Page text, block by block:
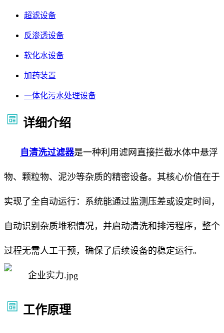
超滤设备
反渗透设备
软化水设备
加药装置
一体化污水处理设备
详细介绍
自清洗过滤器是一种利用滤网直接拦截水体中悬浮
物、颗粒物、泥沙等杂质的精密设备。其核心价值在于
实现了全自动运行：系统能通过监测压差或设定时间，
自动识别杂质堆积情况，并启动清洗和排污程序，整个
过程无需人工干预，确保了后续设备的稳定运行。
工作原理